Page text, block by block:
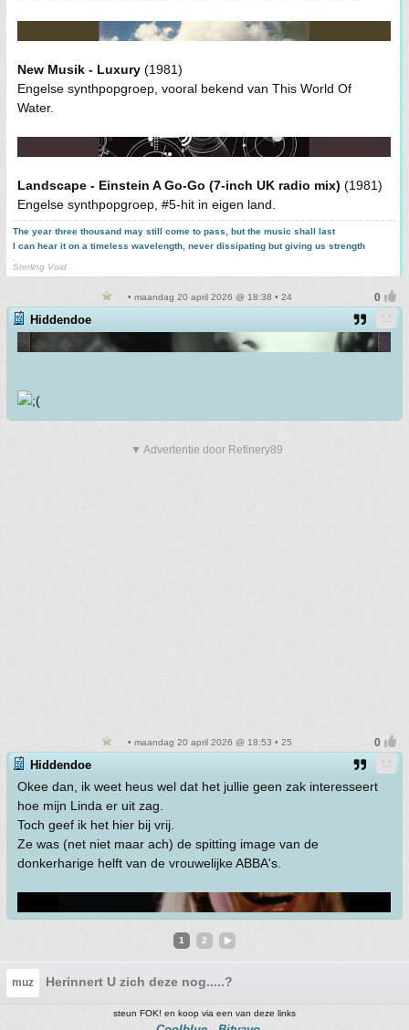
New Musik - Luxury (1981)
Engelse synthpopgroep, vooral bekend van This World Of
Water.
Landscape - Einstein A Go-Go (7-inch UK radio mix) (1981)
Engelse synthpopgroep, #5-hit in eigen land.
The year three thousand may still come to pass, but the music shall last
I can hear it on a timeless wavelength, never dissipating but giving us strength
Sterling Void
• maandag 20 april 2026 @ 18:38 • 24
Hiddendoe
▼ Advertentie door Refinery89
• maandag 20 april 2026 @ 18:53 • 25
Hiddendoe
Okee dan, ik weet heus wel dat het jullie geen zak interesseert
hoe mijn Linda er uit zag.
Toch geef ik het hier bij vrij.
Ze was (net niet maar ach) de spitting image van de
donkerharige helft van de vrouwelijke ABBA's.
1 2
muz Herinnert U zich deze nog.....?
steun FOK! en koop via een van deze links